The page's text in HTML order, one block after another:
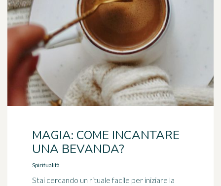
MAGIA: COME INCANTARE
UNA BEVANDA?
Spiritualità
Stai cercando un rituale facile per iniziare la